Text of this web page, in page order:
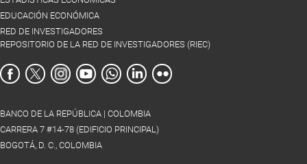
EDUCACIÓN ECONÓMICA
RED DE INVESTIGADORES
REPOSITORIO DE LA RED DE INVESTIGADORES (RIEC)
BANCO DE LA REPÚBLICA | COLOMBIA
CARRERA 7 #14-78 (EDIFICIO PRINCIPAL)
BOGOTÁ, D. C., COLOMBIA